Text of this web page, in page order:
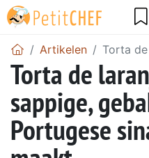
Artikelen Torta
Torta de
sappige,
Portugese